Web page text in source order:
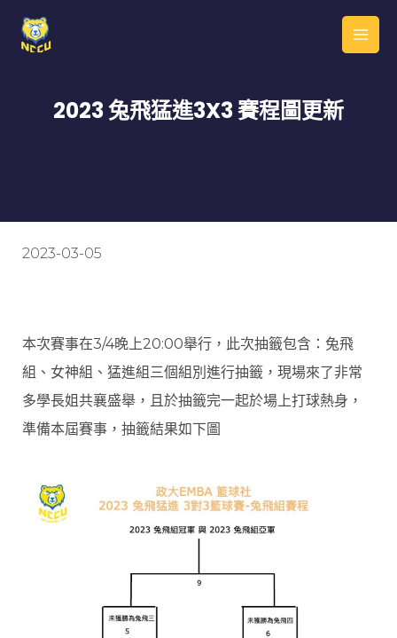
2023 兔飛猛進3X3 賽程圖更新
2023-03-05
本次賽事在3/4晚上20:00舉行，此次抽籤包含：兔飛
組、女神組、猛進組三個組別進行抽籤，現場來了非常
多學長姐共襄盛舉，且於抽籤完一起於場上打球熱身，
準備本屆賽事，抽籤結果如下圖